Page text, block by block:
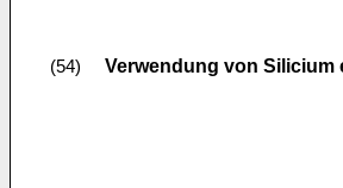
(54) Verwendung von Silicium